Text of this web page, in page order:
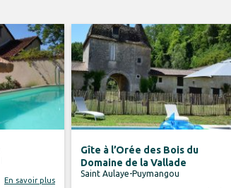
En savoir plus
Gîte à l’Orée des Bois du
Domaine de la Vallade
Saint Aulaye-Puymangou